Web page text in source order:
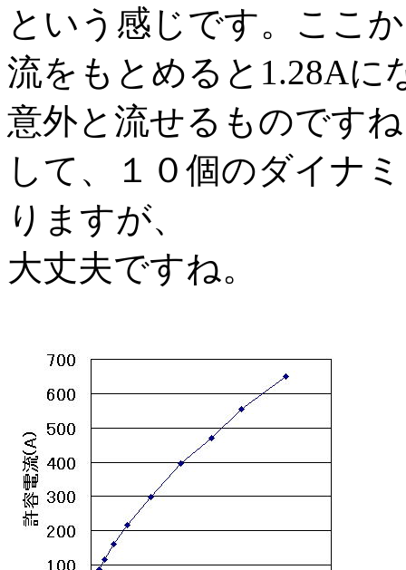
という感じです。ここ
流をもとめると1.28Aに
意外と流せるものです
して、１０個のダイナ
りますが、
大丈夫ですね。